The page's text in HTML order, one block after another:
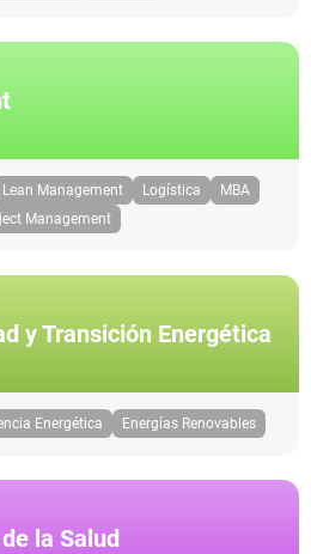
Lean Management Logística
MBA
Management
y Transición Energética
Energética Energías Renovables
la Salud